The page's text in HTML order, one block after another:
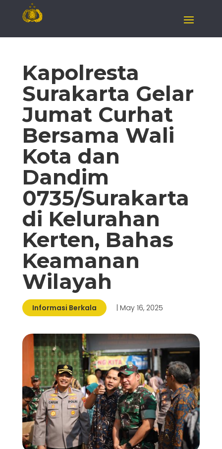
Kapolresta
Surakarta Gelar
Jumat Curhat
Bersama Wali
Kota dan
Dandim
0735/Surakarta
di Kelurahan
Kerten, Bahas
Keamanan
Wilayah
Informasi Berkala | May 16, 2025